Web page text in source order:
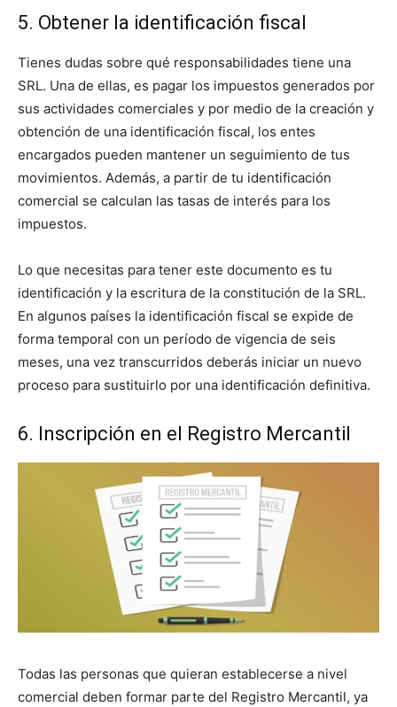
5. Obtener la identificación fiscal
Tienes dudas sobre qué responsabilidades tiene una
SRL. Una de ellas, es pagar los impuestos generados por
sus actividades comerciales y por medio de la creación y
obtención de una identificación fiscal, los entes
encargados pueden mantener un seguimiento de tus
movimientos. Además, a partir de tu identificación
comercial se calculan las tasas de interés para los
impuestos.
Lo que necesitas para tener este documento es tu
identificación y la escritura de la constitución de la SRL.
En algunos países la identificación fiscal se expide de
forma temporal con un período de vigencia de seis
meses, una vez transcurridos deberás iniciar un nuevo
proceso para sustituirlo por una identificación definitiva.
6. Inscripción en el Registro Mercantil
Todas las personas que quieran establecerse a nivel
comercial deben formar parte del Registro Mercantil, ya